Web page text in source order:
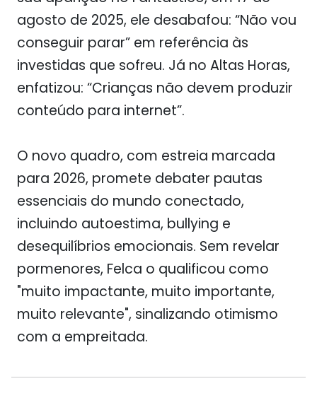
agosto de 2025, ele desabafou: “Não vou
conseguir parar” em referência às
investidas que sofreu. Já no Altas Horas,
enfatizou: “Crianças não devem produzir
conteúdo para internet”.
O novo quadro, com estreia marcada
para 2026, promete debater pautas
essenciais do mundo conectado,
incluindo autoestima, bullying e
desequilíbrios emocionais. Sem revelar
pormenores, Felca o qualificou como
"muito impactante, muito importante,
muito relevante", sinalizando otimismo
com a empreitada.